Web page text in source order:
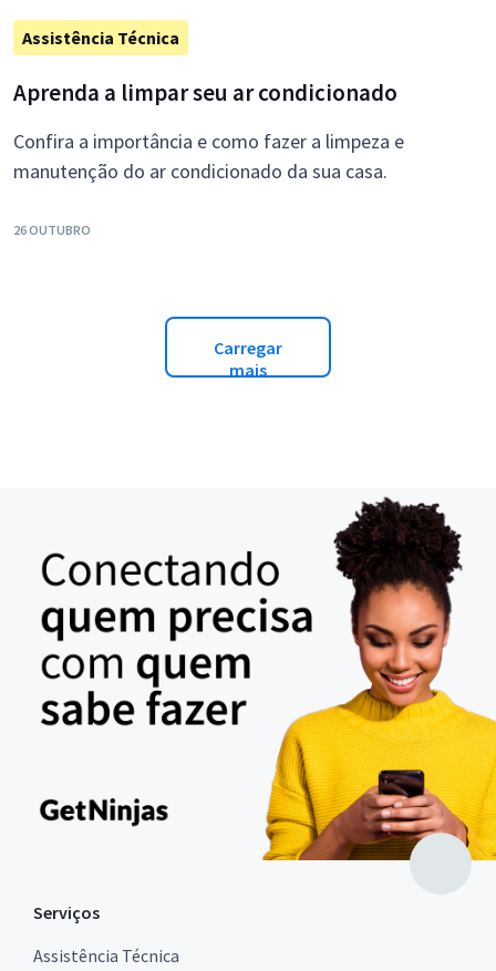
Assistência Técnica
Aprenda a limpar seu ar condicionado
Confira a importância e como fazer a limpeza e
manutenção do ar condicionado da sua casa.
26 OUTUBRO
Carregar
mais
Serviços
Assistência Técnica